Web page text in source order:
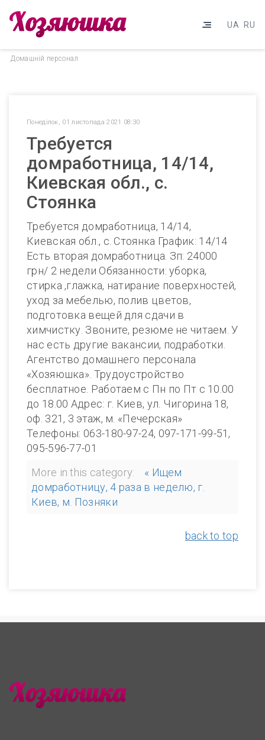
UA RU
Домашнiй персонал
Понеділок, 01 листопада 2021 08:30
Требуется
домработница, 14/14,
Киевская обл., с.
Стоянка
Требуется домработница, 14/14,
Киевская обл., с. Стоянка График: 14/14
Есть вторая домработница. Зп: 24000
грн/ 2 недели Обязанности: уборка,
стирка ,глажка, натирание поверхностей,
уход за мебелью, полив цветов,
подготовка вещей для сдачи в
химчистку. Звоните, резюме не читаем. У
нас есть другие вакансии, подработки.
Агентство домашнего персонала
«Хозяюшка». Трудоустройство
бесплатное. Работаем с Пн по Пт с 10.00
до 18.00 Адрес: г. Киев, ул. Чигорина 18,
оф. 321, 3 этаж, м. «Печерская»
Телефоны: 063-180-97-24, 097-171-99-51,
095-596-77-01
More in this category:
« Ищем
домработницу, 4 раза в неделю, г.
Киев, м. Позняки
back to top